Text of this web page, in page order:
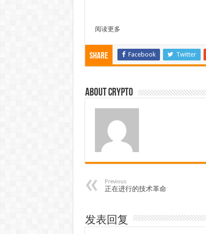
阅读更多
Share Facebook Twitter
About crypto
Previous
正在进行的技术革命
发表回复